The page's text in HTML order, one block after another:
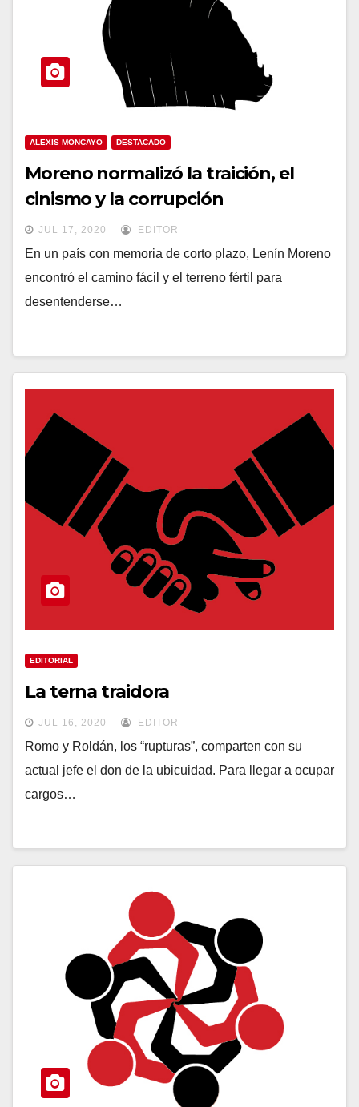
ALEXIS MONCAYO DESTACADO
Moreno normalizó la traición, el
cinismo y la corrupción
JUL 17, 2020 EDITOR
En un país con memoria de corto plazo, Lenín Moreno
encontró el camino fácil y el terreno fértil para
desentenderse…
EDITORIAL
La terna traidora
JUL 16, 2020 EDITOR
Romo y Roldán, los “rupturas”, comparten con su
actual jefe el don de la ubicuidad. Para llegar a ocupar
cargos…